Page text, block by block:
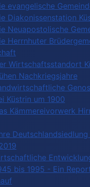
evangelische
Diakonissenstation
Neuapostolische
Herrnhuter
Wirtschaftsstandort
Nachkriegsjahre
Küstrin um 1900
Kämmereivorwerk
bis 1995 - Ein